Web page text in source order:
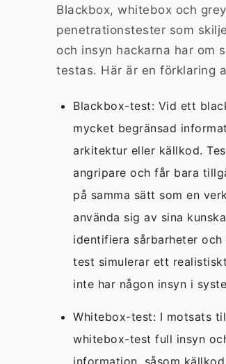
Blackbox, whitebox och
penetrationstester som
och insyn hackarna har om
testas. Här är en förklaring
Blackbox-test: Vid ett
mycket begränsad
arkitektur eller källkod.
angripare och får bara
på samma sätt som en
använda sig av sina
identifiera sårbarheter
test simulerar ett
inte har någon insyn i
Whitebox-test: I motsats
whitebox-test full insyn
information, såsom